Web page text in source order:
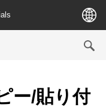
ー/貼り付